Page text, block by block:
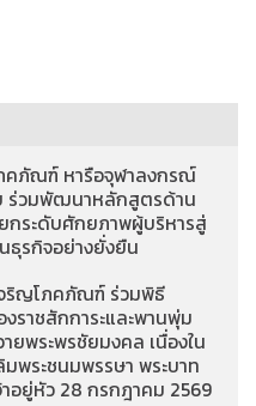
คภัณฑ์ หารือจุฬาลงกรณ์
ร่วมพัฒนาหลักสูตรด้าน
กระดับศักยภาพผู้บริหารสู่
ธุรกิจอย่างยั่งยืน
ริญโภคภัณฑ์ ร่วมพิธี
ราชสักการะและพานพุ่ม
ยพระพรชัยมงคล เนื่องใน
มพระชนมพรรษา พระบาท
าอยู่หัว 28 กรกฎาคม 2569